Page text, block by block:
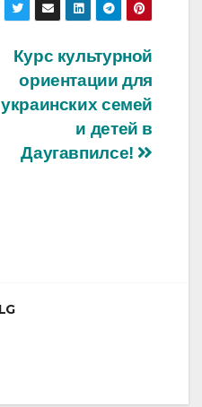
Курс культурной
ориентации для
украинских семей
и детей в
Даугавпилсе!